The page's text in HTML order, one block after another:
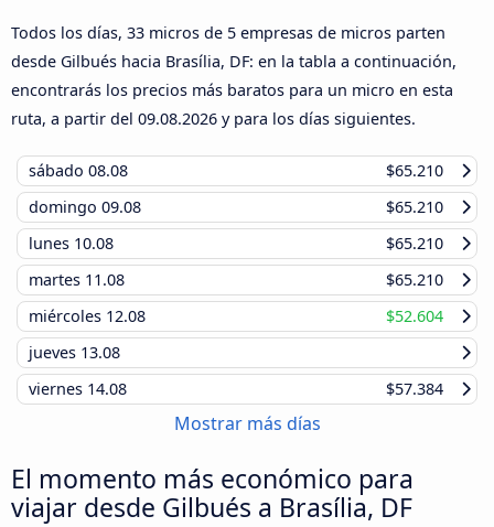
Todos los días, 33 micros de 5 empresas de micros parten
desde Gilbués hacia Brasília, DF: en la tabla a continuación,
encontrarás los precios más baratos para un micro en esta
ruta, a partir del 09.08.2026 y para los días siguientes.
sábado 08.08
$65.210
domingo 09.08
$65.210
lunes 10.08
$65.210
martes 11.08
$65.210
miércoles 12.08
$52.604
jueves 13.08
viernes 14.08 $57.384
Mostrar más días
El momento más económico para
viajar desde Gilbués a Brasília, DF